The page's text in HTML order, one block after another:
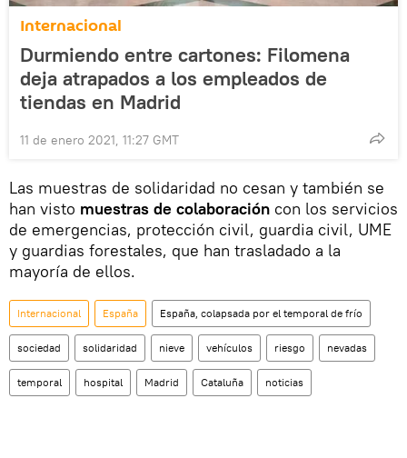
Internacional
Durmiendo entre cartones: Filomena
deja atrapados a los empleados de
tiendas en Madrid
11 de enero 2021, 11:27 GMT
Las muestras de solidaridad no cesan y también se
han visto muestras de colaboración con los servicios
de emergencias, protección civil, guardia civil, UME
y guardias forestales, que han trasladado a la
mayoría de ellos.
Internacional España España, colapsada por el temporal de frío
sociedad solidaridad nieve vehículos riesgo nevadas
temporal hospital Madrid Cataluña noticias